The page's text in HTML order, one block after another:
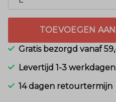
TOEVOEGEN
Gratis bezorgd vanaf
Levertijd 1-3 werkdagen
14 dagen retourtermijn